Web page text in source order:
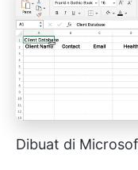
Dibuat di